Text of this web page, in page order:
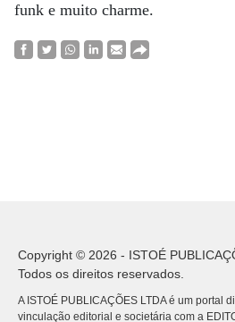
funk e muito charme.
Copyright © 2026 - ISTOÉ
Todos os direitos reservados.
A ISTOÉ PUBLICAÇÕES LTDA é um portal
vinculação editorial e societária com a